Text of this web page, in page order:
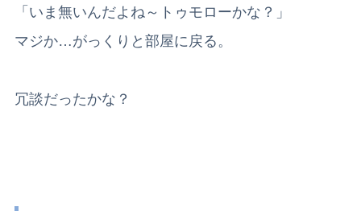
「いま無いんだよね～トゥモローかな？」
マジか…がっくりと部屋に戻る。
冗談だったかな？